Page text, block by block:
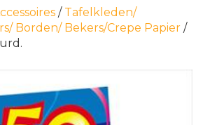
/ Tafelkleden/
Borden/ Bekers/Crepe Papier /